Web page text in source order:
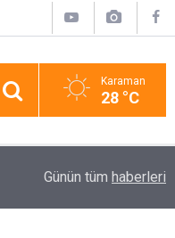
Karaman
28 °C
Kocagöz, Altınova’nın
Günün tüm haberleri